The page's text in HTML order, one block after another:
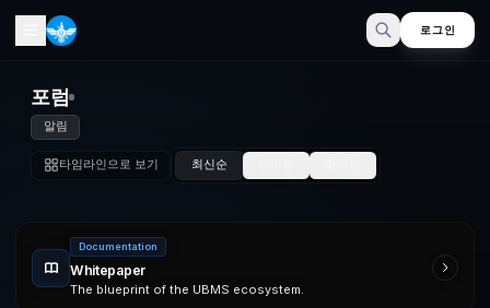
로그인
포럼
알림
타임라인으로 보기 최신순
Documentation
Whitepaper
The blueprint of the UBMS ecosystem.